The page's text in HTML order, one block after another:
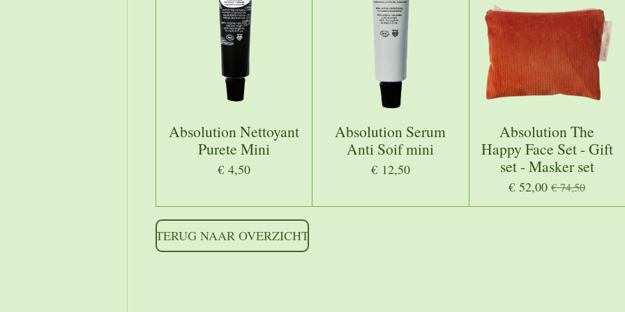
Absolution Nettoyant
Purete Mini
€ 4,50
Absolution Serum
Anti Soif mini
€ 12,50
Absolution The
Happy Face Set - Gift
set - Masker set
€ 52,00 € 74,50
TERUG NAAR OVERZICHT